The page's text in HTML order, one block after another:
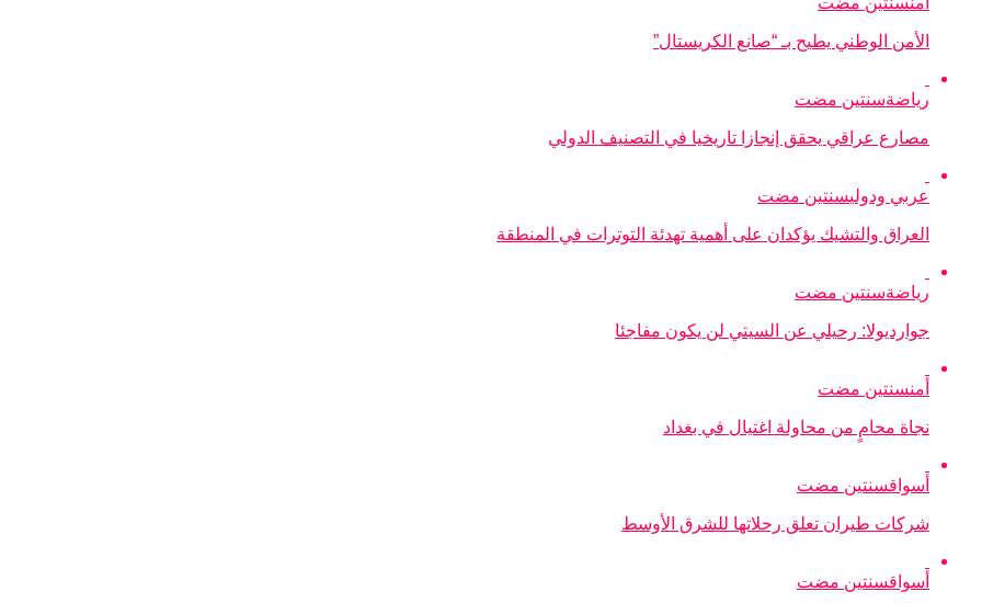
الأمن الوطني يطيح بـ “صانع الكريستال”
رياضةسنتين مضت
مصارع عراقي يحقق إنجازا تاريخيا في التصنيف الدولي
عربي ودوليسنتين مضت
العراق والتشيك يؤكدان على أهمية تهدئة التوترات في المنطقة
رياضةسنتين مضت
جوارديولا: رحيلي عن السيتي لن يكون مفاجئا
أمنسنتين مضت
نجاة محامٍ من محاولة اغتيال في بغداد
أسواقسنتين مضت
شركات طيران تعلق رحلاتها للشرق الأوسط
أسواقسنتين مضت